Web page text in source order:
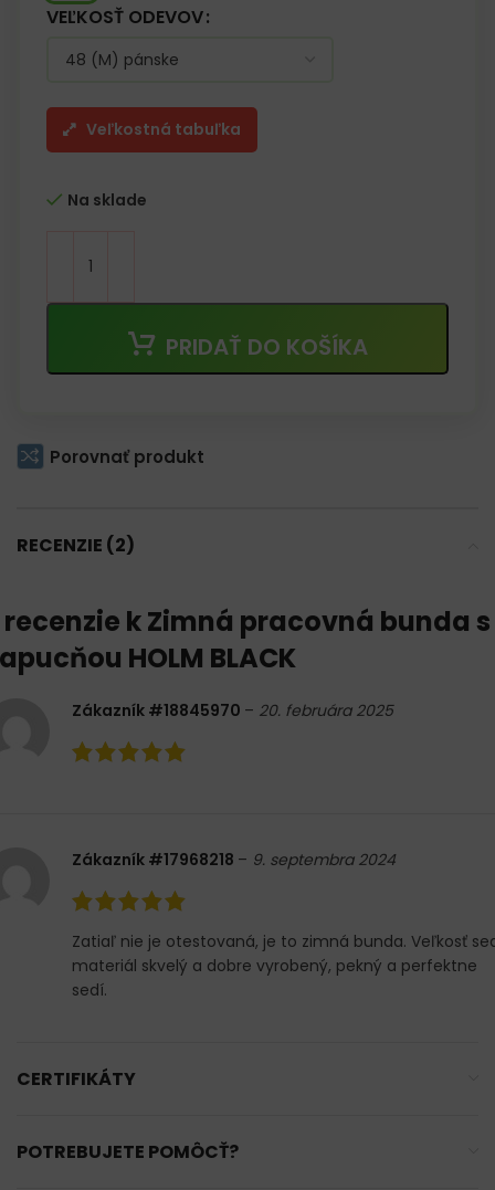
VEĽKOSŤ ODEVOV
Veľkostná tabuľka
Na sklade
PRIDAŤ DO KOŠÍKA
Porovnať produkt
RECENZIE (2)
recenzie kZimná pracovná bunda s
HOLM BLACK
Zákazník #18845970 – 20. februára 2025
Zákazník #17968218 – 9. septembra 2024
Zatiaľ nie je otestovaná, je to zimná bunda. Veľkosť
materiál skvelý a dobre vyrobený, pekný a perfektne
sedí.
CERTIFIKÁTY
POTREBUJETE POMÔCŤ?